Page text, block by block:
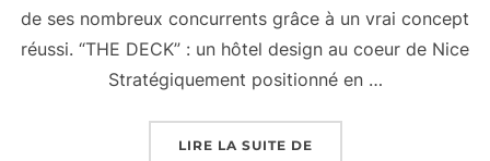
de ses nombreux concurrents grâce à un vrai concept
réussi. “THE DECK” : un hôtel design au coeur de Nice
Stratégiquement positionné en …
LIRE LA SUITE DE« THE DECK : HÔTEL